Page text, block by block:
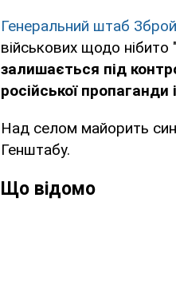
Генеральний штаб
військових щодо нібито
залишається під
російської пропаганди
Над селом майорить
Генштабу.
Що відомо